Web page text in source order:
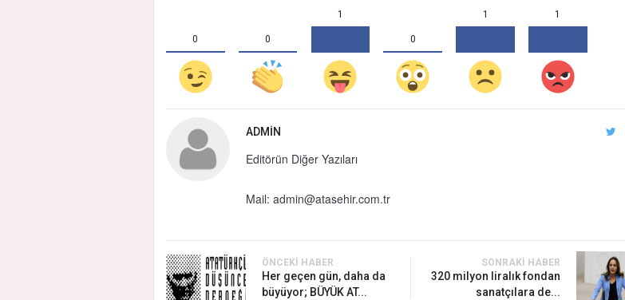
0 0
1
0
1 1
ADMIN
Editörün Diğer Yazıları
Mail: admin@atasehir.com.tr
ÖNCEKI HABER
Her geçen gün, daha da
büyüyor; BÜYÜK AT...
SONRAKI HABER
320 milyon liralık fondan
sanatçılara de...